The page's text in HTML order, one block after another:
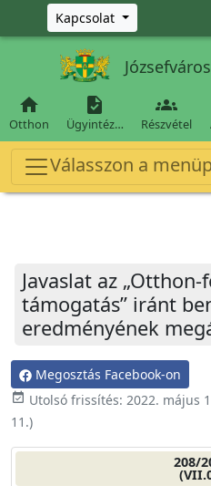
Ugrás a fő tartalomra
Kapcsolat

Otthon

Ügyintéz…

Részvétel
Válasszon a
Javaslat az
támogatás” iránt
eredményének
Megosztás Facebook-on
event_available Utolsó frissítés: 2022. május
11.)
208/